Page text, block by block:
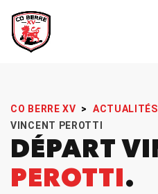
CO BERRE XV > ACTUALITÉS
VINCENT PEROTTI
DÉPART
PEROTTI